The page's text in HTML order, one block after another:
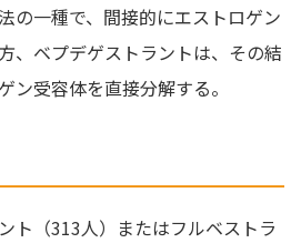
の一種で、間接的にエストロゲン
、ベプデゲストラントは、その結
ン受容体を直接分解する。
ト（313人）またはフルベストラ